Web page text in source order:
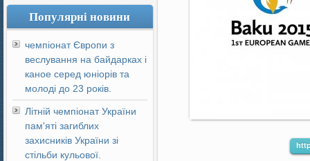
Популярні новини
чемпіонат Європи з
веслування на байдарках і
каное серед юніорів та
молоді до 23 років.
Літній чемпіонат України
пам'яті загиблих
захисників України зі
стільби кульової.